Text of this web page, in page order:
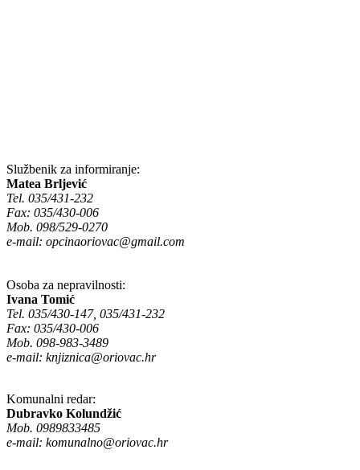
Službenik za informiranje:
Matea Brljević
Tel. 035/431-232
Fax: 035/430-006
Mob. 098/529-0270
e-mail: opcinaoriovac@gmail.com
Osoba za nepravilnosti:
Ivana Tomić
Tel. 035/430-147, 035/431-232
Fax: 035/430-006
Mob. 098-983-3489
e-mail: knjiznica@oriovac.hr
Komunalni redar:
Dubravko Kolundžić
Mob. 0989833485
e-mail: komunalno@oriovac.hr